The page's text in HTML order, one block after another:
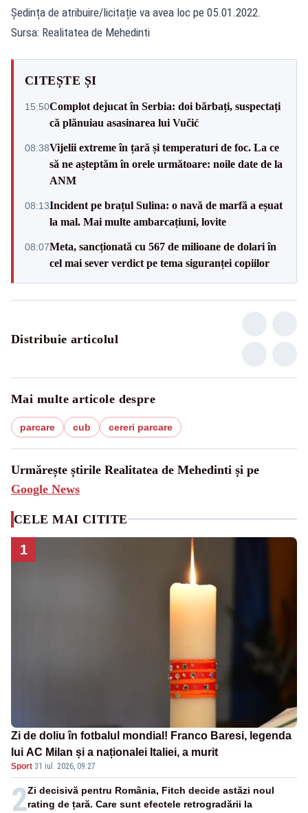
Ședința de atribuire/licitație va avea loc pe 05.01.2022.
Sursa: Realitatea de Mehedinti
CITEȘTE ȘI
15:50Complot dejucat în Serbia: doi bărbați, suspectați
că plănuiau asasinarea lui Vučić
08:38Vijelii extreme în țară și temperaturi de foc. La ce
să ne așteptăm în orele următoare: noile date de la
ANM
08:13Incident pe brațul Sulina: o navă de marfă a eșuat
la mal. Mai multe ambarcațiuni, lovite
08:07Meta, sancționată cu 567 de milioane de dolari în
cel mai sever verdict pe tema siguranței copiilor
Distribuie articolul
Mai multe articole despre
parcare cub cereri parcare
Urmărește știrile Realitatea de Mehedinti și pe
Google News
CELE MAI CITITE
1
Zi de doliu în fotbalul mondial! Franco Baresi, legenda
lui AC Milan și a naționalei Italiei, a murit
Sport·31 iul. 2026, 09:27
2Zi decisivă pentru România, Fitch decide astăzi noul
rating de țară. Care sunt efectele retrogradării la